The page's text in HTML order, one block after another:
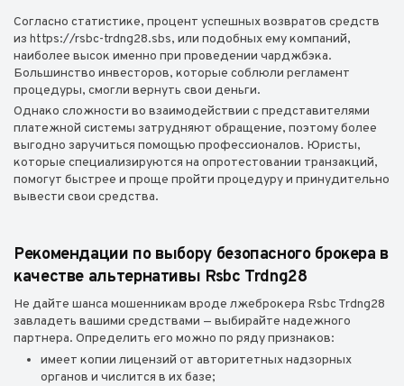
Согласно статистике, процент успешных возвратов средств
из https://rsbc-trdng28.sbs, или подобных ему компаний,
наиболее высок именно при проведении чарджбэка.
Большинство инвесторов, которые соблюли регламент
процедуры, смогли вернуть свои деньги.
Однако сложности во взаимодействии с представителями
платежной системы затрудняют обращение, поэтому более
выгодно заручиться помощью профессионалов. Юристы,
которые специализируются на опротестовании транзакций,
помогут быстрее и проще пройти процедуру и принудительно
вывести свои средства.
Рекомендации по выбору безопасного брокера в
качестве альтернативы Rsbc Trdng28
Не дайте шанса мошенникам вроде лжеброкера Rsbc Trdng28
завладеть вашими средствами — выбирайте надежного
партнера. Определить его можно по ряду признаков:
имеет копии лицензий от авторитетных надзорных
органов и числится в их базе;